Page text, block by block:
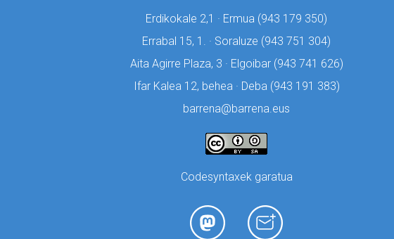
Erdikokale 2,1 · Ermua (943 179 350)
Errabal 15, 1. · Soraluze (943 751 304)
Aita Agirre Plaza, 3 · Elgoibar (943 741 626)
Ifar Kalea 12, behea · Deba (943 191 383)
barrena@barrena.eus
Codesyntaxek garatua